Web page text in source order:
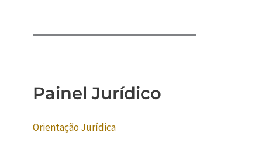
Painel Jurídico
Orientação Jurídica